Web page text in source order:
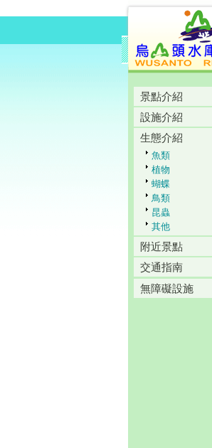
景點介紹
設施介紹
生態介紹
魚類
植物
蝴蝶
鳥類
昆蟲
其他
附近景點
交通指南
無障礙設施